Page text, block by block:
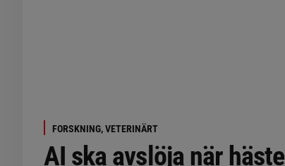
FORSKNING, VETERINÄRT
AI ska avslöja när